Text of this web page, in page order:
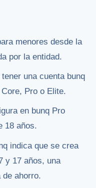
menores desde la
por la entidad.
una cuenta bunq
Pro o Elite.
en bunq Pro
18 años.
indica que se crea
y 17 años, una
de ahorro.